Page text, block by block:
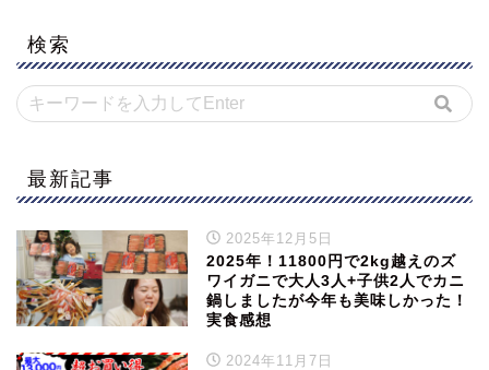
検索
最新記事
2025年12月5日
2025年！11800円で2kg越えのズ
ワイガニで大人3人+子供2人でカニ
鍋しましたが今年も美味しかった！
実食感想
2024年11月7日